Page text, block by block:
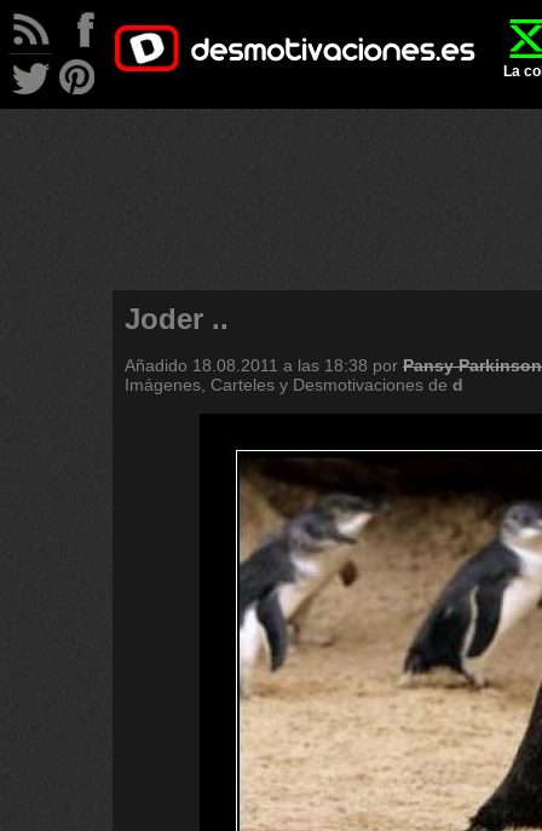
La
Joder ..
Añadido 18.08.2011 a las 18:38 por Pansy Parkinson
Imágenes, Carteles y Desmotivaciones de d